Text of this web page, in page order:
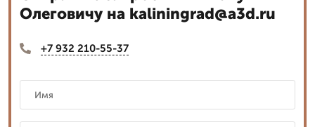
Олеговичу на kaliningrad@a3d.ru
+7 932 210-55-37